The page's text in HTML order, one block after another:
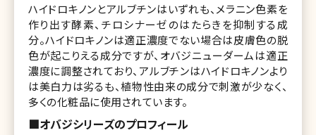
ハイドロキノンとアルブチンはいずれも、メラニン色素を
作り出す酵素、チロシナーゼのはたらきを抑制する成
分。ハイドロキノンは適正濃度でない場合は皮膚色の脱
色が起こりえる成分ですが、オバジニューダームは適正
濃度に調整されており、アルブチンはハイドロキノンより
は美白力は劣るも、植物性由来の成分で刺激が少なく、
多くの化粧品に使用されています。
■オバジシリーズのプロフィール